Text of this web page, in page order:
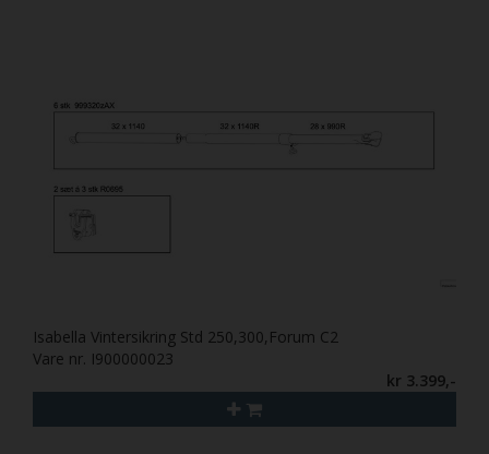
Isabella Vintersikring Std 250,300,Forum C2
Vare nr. I900000023
kr 3.399,-